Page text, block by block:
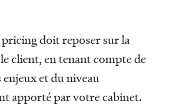
doit reposer sur la
client, en tenant compte de
enjeux et du niveau
apporté par votre cabinet.